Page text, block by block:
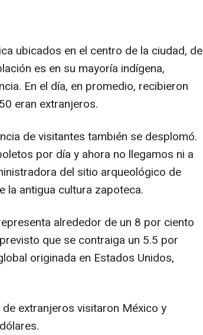
ubicados en el centro de la ciudad, de
es en su mayoría indígena,
En el día, en promedio, recibieron
eran extranjeros.
de visitantes también se desplomó.
por día y ahora no llegamos ni a
del sitio arqueológico de
la antigua cultura zapoteca.
alrededor de un 8 por ciento
que se contraiga un 5.5 por
originada en Estados Unidos,
extranjeros visitaron México y